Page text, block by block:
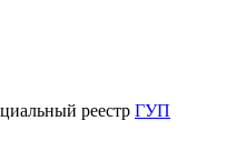
реестр ГУП